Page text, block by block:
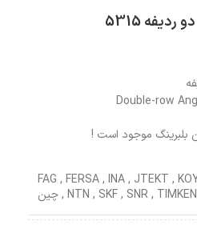
5315
Double-row
بلبرینگ موجود است !
FAG , FERSA, INA, JTEKT ,
NTN , SKF, SNR, TIMKEN
,چین